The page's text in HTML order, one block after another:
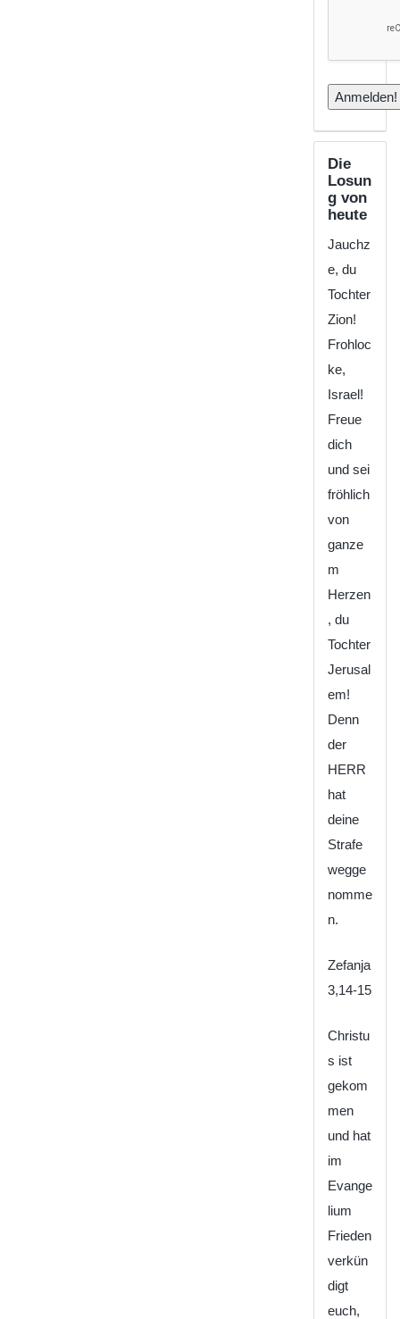
Die
Losun
g von
heute
Jauchz
e, du
Tochter
Zion!
Frohloc
ke,
Israel!
Freue
dich
und sei
fröhlich
von
ganze
m
Herzen
, du
Tochter
Jerusal
em!
Denn
der
HERR
hat
deine
Strafe
wegge
nomme
n.
Zefanja
3,14-15
Christu
s ist
gekom
men
und hat
im
Evange
lium
Frieden
verkün
digt
euch,